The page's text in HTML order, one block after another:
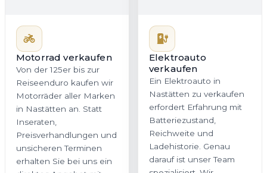
Preisverhandlungen und
unsicheren Terminen
erhalten Sie bei uns ein
direktes Angebot mit
Rheinland-Pfalz
Batteriezustand,
Reichweite und
Ladehistorie. Genau
darauf ist unser Team
spezialisiert. Wir
bewerten Ihr E-Auto
nachvollziehbar,
marktorientiert und fair,
damit Sie in Rheinland-
Pfalz ein realistisches
Angebot ohne
versteckte Abzüge